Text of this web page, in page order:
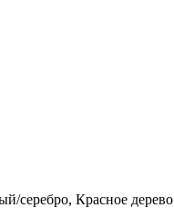
серебро, Красное дерево